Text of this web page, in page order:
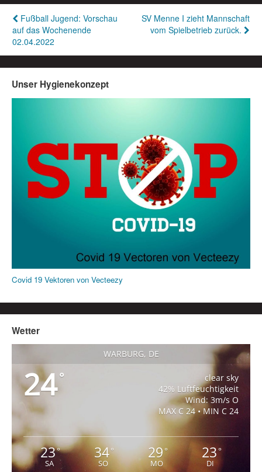
Beitragsnavigation
Fußball Jugend: Vorschau
auf das Wochenende
02.04.2022
SV Menne I zieht Mannschaft
vom Spielbetrieb zurück.
Unser Hygienekonzept
Covid 19 Vektoren von Vecteezy
Wetter
WARBURG, DE
24°
clear sky
42% Luftfeuchtigkeit
Wind: 3m/s O
MAX C 24 • MIN C 24
23°
SA
34°
SO
29 °
MO
23°
DI